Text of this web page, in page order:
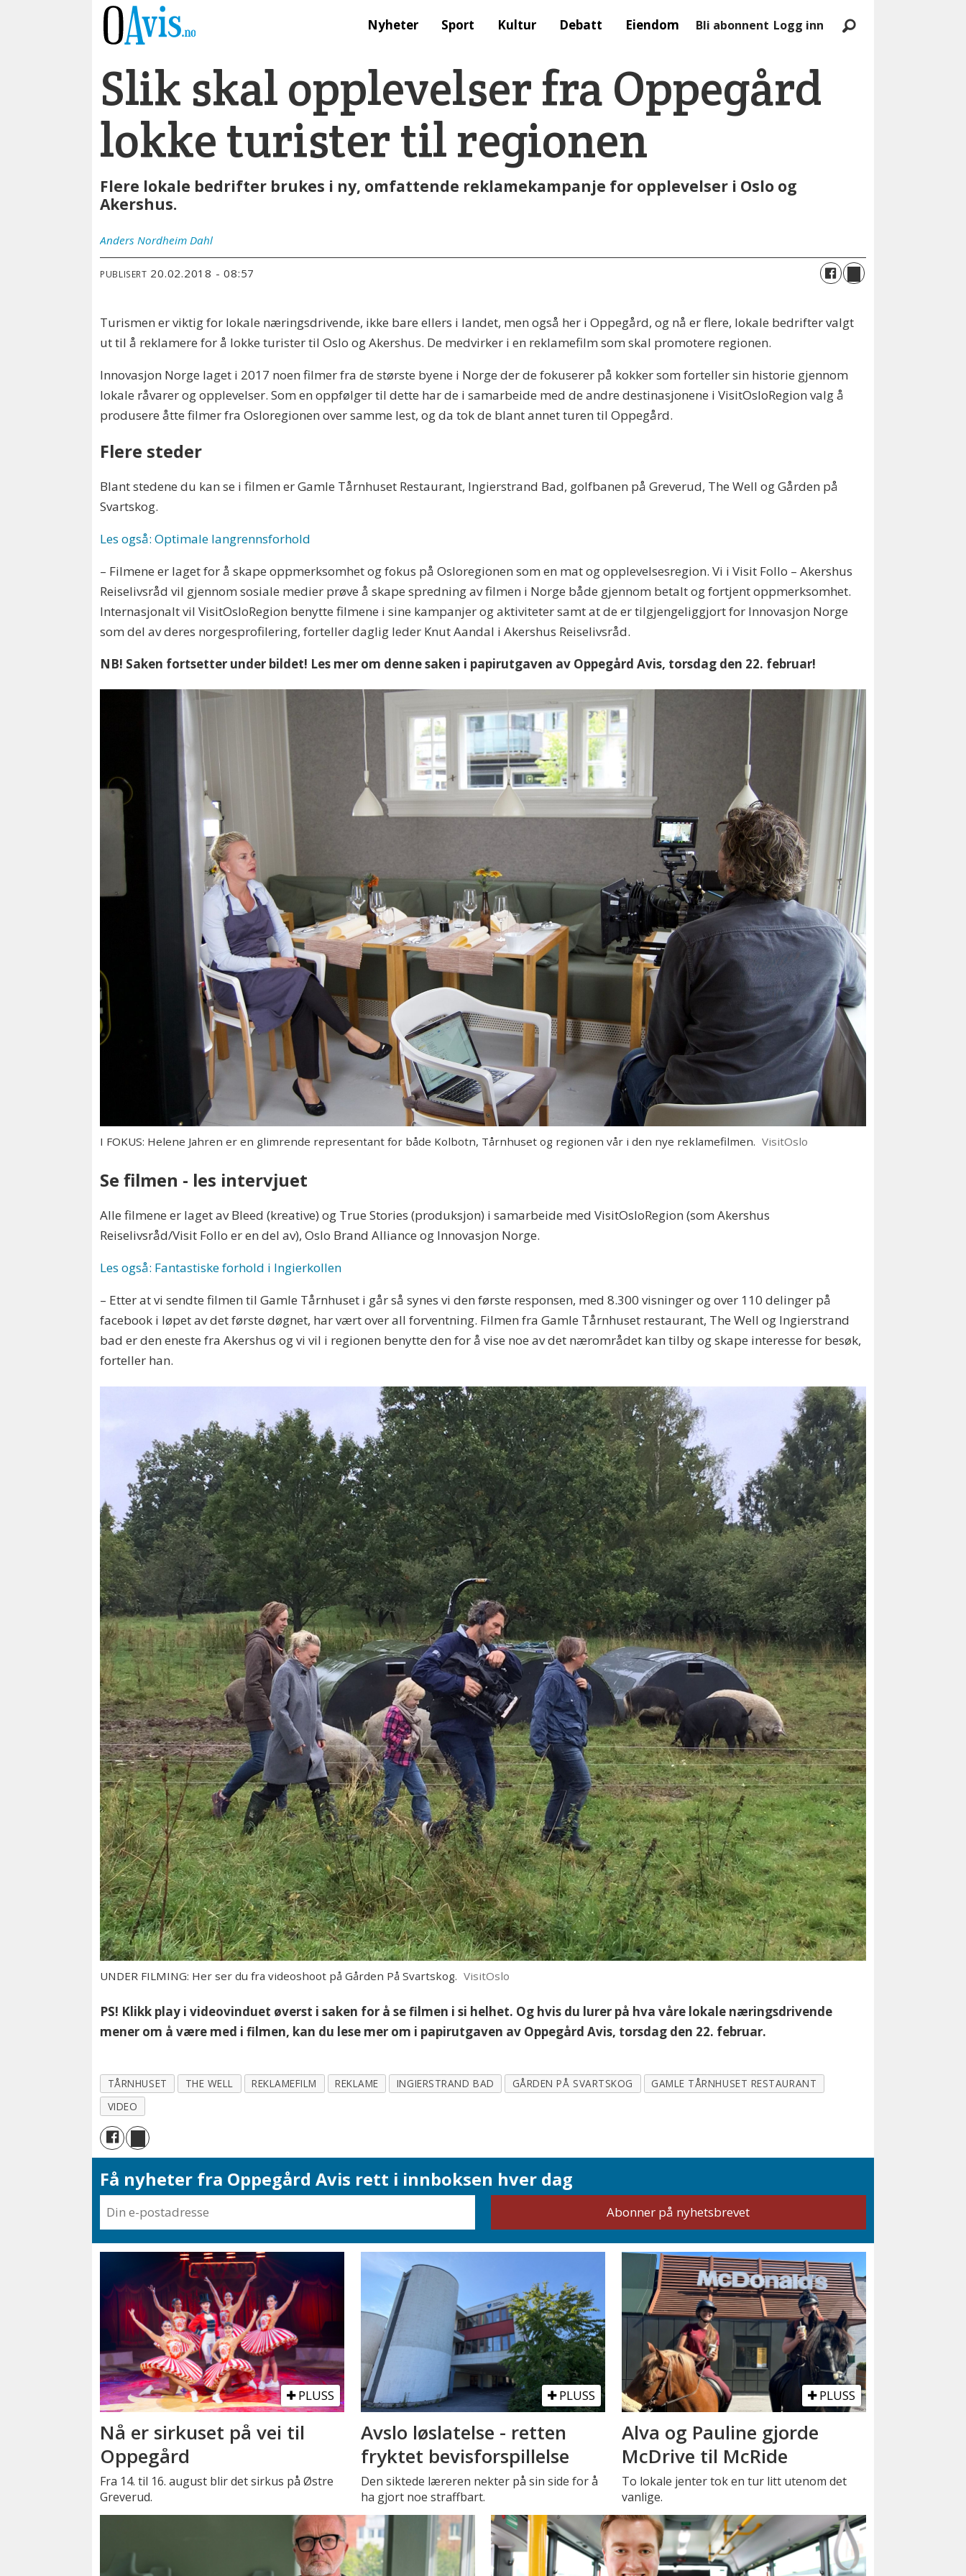
Nyheter Sport Kultur Debatt Eiendom Bli abonnent Logg inn
Slik skal opplevelser fra Oppegård
lokke turister til regionen
Flere lokale bedrifter brukes i ny, omfattende reklamekampanje for opplevelser i Oslo og
Akershus.
Anders Nordheim Dahl
PUBLISERT 20.02.2018 - 08:57
Turismen er viktig for lokale næringsdrivende, ikke bare ellers i landet, men også her i Oppegård, og nå er flere, lokale bedrifter valgt
ut til å reklamere for å lokke turister til Oslo og Akershus. De medvirker i en reklamefilm som skal promotere regionen.
Innovasjon Norge laget i 2017 noen filmer fra de største byene i Norge der de fokuserer på kokker som forteller sin historie gjennom
lokale råvarer og opplevelser. Som en oppfølger til dette har de i samarbeide med de andre destinasjonene i VisitOsloRegion valg å
produsere åtte filmer fra Osloregionen over samme lest, og da tok de blant annet turen til Oppegård.
Flere steder
Blant stedene du kan se i filmen er Gamle Tårnhuset Restaurant, Ingierstrand Bad, golfbanen på Greverud, The Well og Gården på
Svartskog.
Les også: Optimale langrennsforhold
– Filmene er laget for å skape oppmerksomhet og fokus på Osloregionen som en mat og opplevelsesregion. Vi i Visit Follo – Akershus
Reiselivsråd vil gjennom sosiale medier prøve å skape spredning av filmen i Norge både gjennom betalt og fortjent oppmerksomhet.
Internasjonalt vil VisitOsloRegion benytte filmene i sine kampanjer og aktiviteter samt at de er tilgjengeliggjort for Innovasjon Norge
som del av deres norgesprofilering, forteller daglig leder Knut Aandal i Akershus Reiselivsråd.
NB! Saken fortsetter under bildet! Les mer om denne saken i papirutgaven av Oppegård Avis, torsdag den 22. februar!
I FOKUS: Helene Jahren er en glimrende representant for både Kolbotn, Tårnhuset og regionen vår i den nye reklamefilmen. VisitOslo
Se filmen - les intervjuet
Alle filmene er laget av Bleed (kreative) og True Stories (produksjon) i samarbeide med VisitOsloRegion (som Akershus
Reiselivsråd/Visit Follo er en del av), Oslo Brand Alliance og Innovasjon Norge.
Les også: Fantastiske forhold i Ingierkollen
– Etter at vi sendte filmen til Gamle Tårnhuset i går så synes vi den første responsen, med 8.300 visninger og over 110 delinger på
facebook i løpet av det første døgnet, har vært over all forventning. Filmen fra Gamle Tårnhuset restaurant, The Well og Ingierstrand
bad er den eneste fra Akershus og vi vil i regionen benytte den for å vise noe av det nærområdet kan tilby og skape interesse for besøk,
forteller han.
UNDER FILMING: Her ser du fra videoshoot på Gården På Svartskog. VisitOslo
PS! Klikk play i videovinduet øverst i saken for å se filmen i si helhet. Og hvis du lurer på hva våre lokale næringsdrivende
mener om å være med i filmen, kan du lese mer om i papirutgaven av Oppegård Avis, torsdag den 22. februar.
TÅRNHUSET THE WELL REKLAMEFILM REKLAME INGIERSTRAND BAD GÅRDEN PÅ SVARTSKOG
GAMLE TÅRNHUSET RESTAURANT
VIDEO
Få nyheter fra Oppegård Avis rett i innboksen hver dag
PLUSS
Nå er sirkuset på vei til
Oppegård
Fra 14. til 16. august blir det sirkus på Østre
Greverud.
PLUSS
Avslo løslatelse - retten
fryktet bevisforspillelse
Den siktede læreren nekter på sin side for å
ha gjort noe straffbart.
PLUSS
Alva og Pauline gjorde
McDrive til McRide
To lokale jenter tok en tur litt utenom det
vanlige.